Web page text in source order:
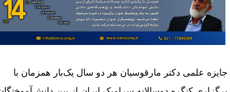
علمی دکتر مارقوسیان هر دو سال یک‌بار همزمان با